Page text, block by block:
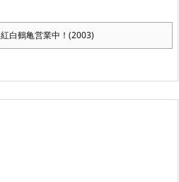
紅白鶴亀営業中！(2003)